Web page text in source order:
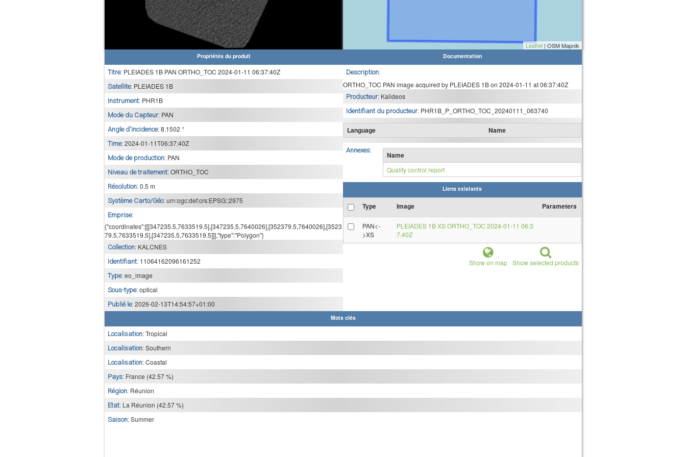
Leaflet| OSM Mapnik
Propriétés du produit
Titre: PLEIADES 1B PAN ORTHO_TOC 2024-01-11 06:37:40Z
Satellite: PLEIADES 1B
Instrument: PHR1B
Mode du Capteur: PAN
Angle d'incidence: 8.1502 °
Time: 2024-01-11T06:37:40Z
Mode de production: PAN
Niveau de traitement: ORTHO_TOC
Résolution: 0.5 m
Système Carto/Géo: urn:ogc:def:crs:EPSG::2975
Emprise:
{"coordinates":[[[347235.5,7633519.5],[347235.5,7640026],[352379.5,7640026],[3523
79.5,7633519.5],[347235.5,7633519.5]]],"type":"Polygon"}
Collection: KALCNES
Identifiant: 11064162096161252
Type: eo_image
Sous-type: optical
Publié le: 2026-02-13T14:54:57+01:00
Documentation
Description:
ORTHO_TOC PAN image acquired by PLEIADES 1B on 2024-01-11 at 06:37:40Z
Producteur: Kalideos
Identifiant du producteur: PHR1B_P_ORTHO_TOC_20240111_063740
Language Name
Annexes:
Name
Quality control report
Liens existants
Type Image Parameters
PAN<-
>XS
PLEIADES 1B XS ORTHO_TOC 2024-01-11 06:3
7:40Z
Show on map Show selected products
Mots clés
Localisation: Tropical
Localisation: Southern
Localisation: Coastal
Pays: France (42.57 %)
Région: Réunion
Etat: La Réunion (42.57 %)
Saison: Summer